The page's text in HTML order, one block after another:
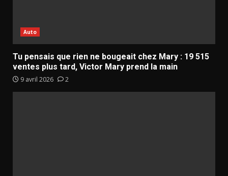
Auto
Tu pensais que rien ne bougeait chez Mary : 19 515
ventes plus tard, Victor Mary prend la main
9 avril 2026 2